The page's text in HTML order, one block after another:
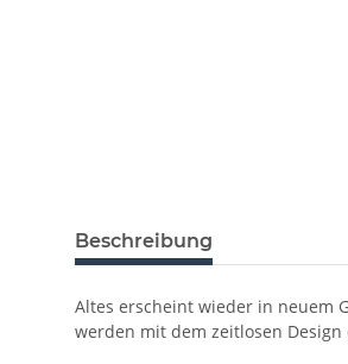
Beschreibung
Altes erscheint wieder in neuem
werden mit dem zeitlosen